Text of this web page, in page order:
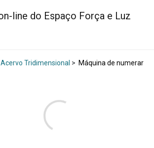
Acervo Tridimensional > Máquina de numerar